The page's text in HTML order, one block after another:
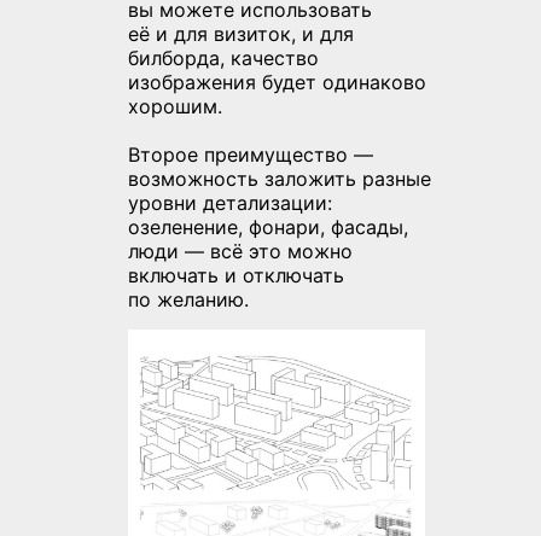
вы можете использовать
её и для визиток, и для
билборда, качество
изображения будет одинаково
хорошим.
Второе преимущество —
возможность заложить разные
уровни детализации:
озеленение, фонари, фасады,
люди — всё это можно
включать и отключать
по желанию.
Оставьте свой контакт,
мы детально обсудим
ваши задачи и подберём